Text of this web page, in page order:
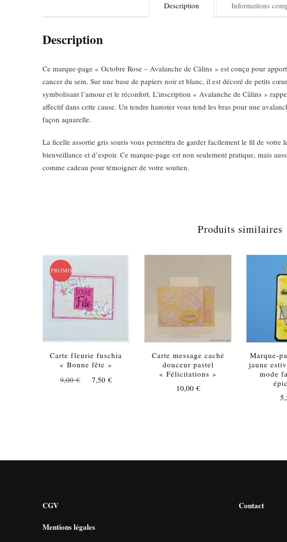
Description Informations
Description
Ce marque-page « Octobre Rose – Avalanche de Câlins » est conçu pour
cancer du sein. Sur une base de papiers noir et blanc, il est décoré de petits
symbolisant l’amour et le réconfort. L’inscription « Avalanche de Câlins »
affectif dans cette cause. Un tendre hamster vous tend les bras pour une
façon aquarelle.
La ficelle assortie gris souris vous permettra de garder facilement le fil de votre
bienveillance et d’espoir. Ce marque-page est non seulement pratique, mais
comme cadeau pour témoigner de votre soutien.
Produits similaires
PROMO !
Carte fleurie fuschia
« Bonne fête »
9,00€
Le7,50€
Carte message caché
douceur pastel
« Félicitations »
10,00 €
Marque-
jaune
mode
CGV
Mentions légales
Contact